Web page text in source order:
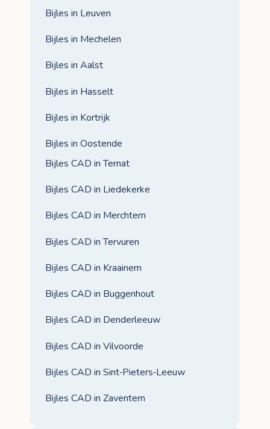
Bijles in Leuven
Bijles in Mechelen
Bijles in Aalst
Bijles in Hasselt
Bijles in Kortrijk
Bijles in Oostende
Bijles CAD in Ternat
Bijles CAD in Liedekerke
Bijles CAD in Merchtem
Bijles CAD in Tervuren
Bijles CAD in Kraainem
Bijles CAD in Buggenhout
Bijles CAD in Denderleeuw
Bijles CAD in Vilvoorde
Bijles CAD in Sint‑Pieters‑Leeuw
Bijles CAD in Zaventem